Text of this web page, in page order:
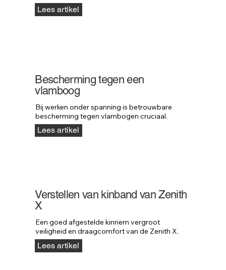
Lees artikel
Bescherming tegen een
vlamboog
Bij werken onder spanning is betrouwbare
bescherming tegen vlambogen cruciaal.
Lees artikel
Verstellen van kinband van Zenith
X
Een goed afgestelde kinriem vergroot
veiligheid en draagcomfort van de Zenith X.
Lees artikel